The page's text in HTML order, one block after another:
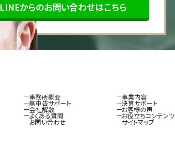
LINEからのお問い合わせはこちら
事務所概要 事業内容
無申告サポート 決算サポート
会社解散 お客様の声
よくある質問 お役立ちコンテンツ
お問い合わせ サイトマップ